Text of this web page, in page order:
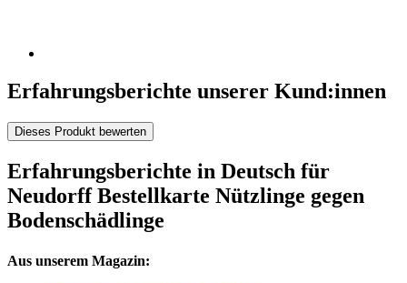
Erfahrungsberichte unserer Kund:innen
Dieses Produkt bewerten
Erfahrungsberichte in Deutsch für
Neudorff Bestellkarte Nützlinge gegen
Bodenschädlinge
Aus unserem Magazin: